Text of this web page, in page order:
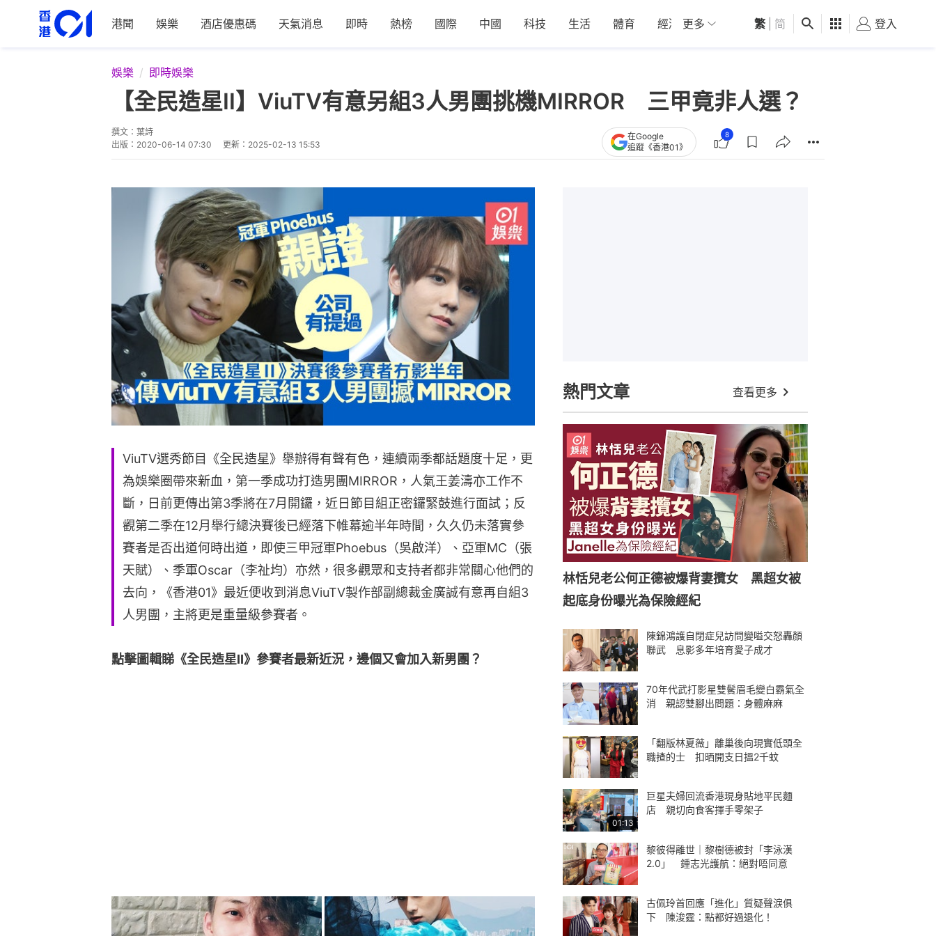
港聞 娛樂 酒店優惠碼 天氣消息 即時 熱榜 國際 中國 科技 生活 體育 經濟 01深圳 觀點 健康 好食玩飛
更多 繁 简 登入
娛樂 即時娛樂
【全民造星II】ViuTV有意另組3人男團挑機MIRROR 三甲竟非人選？
撰文： 葉詩
出版： 2020-06-14 07:30 更新： 2025-02-13 15:53
在Google
追蹤《香港01》
8
ViuTV選秀節目《全民造星》舉辦得有聲有色，連續兩季都話題度十足，更
為娛樂圈帶來新血，第一季成功打造男團MIRROR，人氣王姜濤亦工作不
斷，日前更傳出第3季將在7月開鑼，近日節目組正密鑼緊鼓進行面試；反
觀第二季在12月舉行總決賽後已經落下帷幕逾半年時間，久久仍未落實參
賽者是否出道何時出道，即使三甲冠軍Phoebus（吳啟洋）、亞軍MC（張
天賦）、季軍Oscar（李祉均）亦然，很多觀眾和支持者都非常關心他們的
去向，《香港01》最近便收到消息ViuTV製作部副總裁金廣誠有意再自組3
人男團，主將更是重量級參賽者。
點擊圖輯睇《全民造星II》參賽者最新近況，邊個又會加入新男團？
熱門文章 查看更多
林恬兒老公何正德被爆背妻攬女 黑超女被
起底身份曝光為保險經紀
陳錦鴻護自閉症兒訪問變嗌交怒轟顏
聯武 息影多年培育愛子成才
70年代武打影星雙鬢眉毛變白霸氣全
消 親認雙腳出問題：身體麻麻
「翻版林夏薇」離巢後向現實低頭全
職揸的士 扣晒開支日搵2千蚊
01:13
巨星夫婦回流香港現身貼地平民麵
店 親切向食客揮手零架子
黎彼得離世｜黎樹德被封「李泳漢
2.0」 鍾志光護航：絕對唔同意
古佩玲首回應「進化」質疑聲淚俱
下 陳浚霆：點都好過退化！